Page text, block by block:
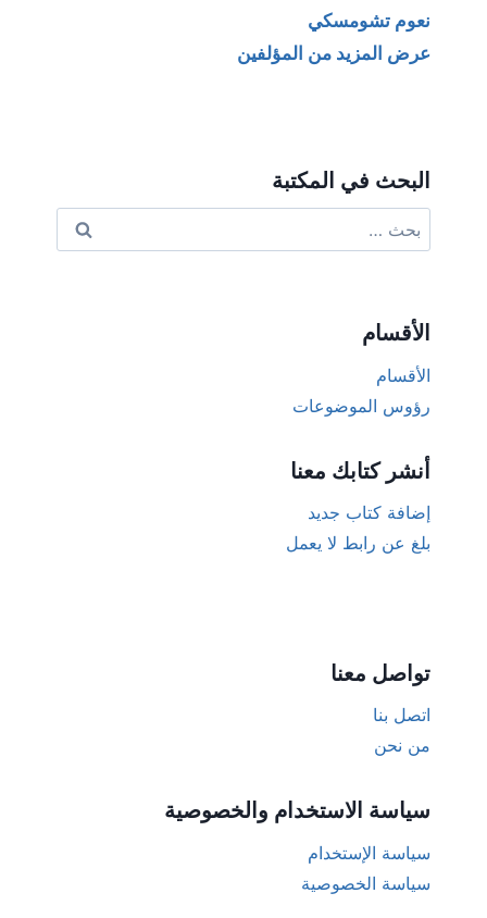
نعوم تشومسكي
عرض المزيد من المؤلفين
البحث في المكتبة
عن:
الأقسام
الأقسام
رؤوس الموضوعات
أنشر كتابك معنا
إضافة كتاب جديد
بلغ عن رابط لا يعمل
تواصل معنا
اتصل بنا
من نحن
سياسة الاستخدام والخصوصية
سياسة الإستخدام
سياسة الخصوصية